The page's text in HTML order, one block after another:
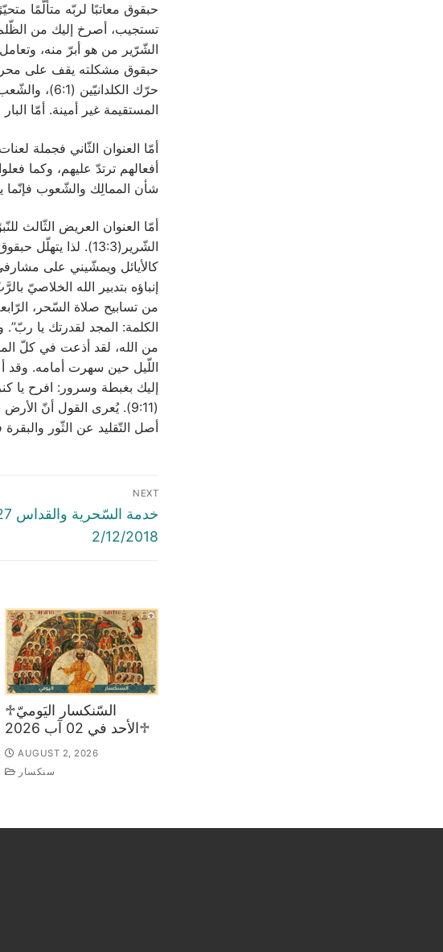
حبقوق معاتبًا لربّه متألّمًا
حرّك
المستقيمة غير أمينة. أمّا البار فبأمانته (أو
أمّا العنوان الثّاني فجملة
شأن الممالِك والشّعوب فإنّما يتعبون للنّار
أمّا العنوان العريض الثّالث
الشّرير(13:3). لذا
إنباؤه بتدبير الله
من تسابيح صلاة السّحر،
من الله، لقد أذعت في كلّ
اللّيل حين سهرت أمامه. وقد
إليك بغبطة وسرور: افرح يا
أصل التّقليد عن الثّور والبقرة في مزود بيت
NEXT
2/12/2018
♱السّنكسار اليَوميّ
♱الأحد في 02 آب 2026
AUGUST 2, 2026
سنكسار